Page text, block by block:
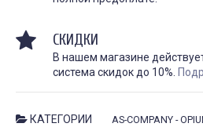
СКИДКИ
В нашем магазине
система скидок до 10%.
КАТЕГОРИИ AS-COMPANY -